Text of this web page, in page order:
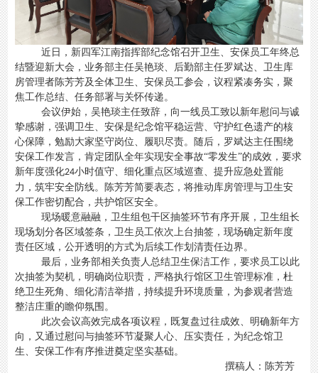
近日，新四军江南指挥部纪念馆召开卫生、安保员工年终总
结暨迎新大会，业务部主任吴艳琰、后勤部主任罗斌达、卫生库
房管理者陈芳芳及全体卫生、安保员工参会，议程紧凑务实，聚
焦工作总结、任务部署与关怀传递。
会议伊始，吴艳琰主任致辞，向一线员工致以新年慰问与诚
挚感谢，强调卫生、安保是纪念馆平稳运营、守护红色遗产的核
心保障，勉励大家坚守岗位、履职尽责。随后，罗斌达主任围绕
安保工作发言，肯定团队全年实现安全事故“零发生”的成效，要求
新年度强化24小时值守、细化重点区域巡查、提升应急处置能
力，筑牢安全防线。陈芳芳简要表态，将推动库房管理与卫生安
保工作密切配合，共护馆区安全。
现场暖意融融，卫生组包干区抽签环节有序开展，卫生组长
现场划分各区域签条，卫生员工依次上台抽签，现场确定新年度
责任区域，公开透明的方式为后续工作划清责任边界。
最后，业务部相关负责人总结卫生保洁工作，要求员工以此
次抽签为契机，明确岗位职责，严格执行馆区卫生管理标准，杜
绝卫生死角、细化清洁举措，持续提升环境质量，为参观者营造
整洁庄重的瞻仰氛围。
此次会议高效完成各项议程，既复盘过往成效、明确新年方
向，又通过慰问与抽签环节凝聚人心、压实责任，为纪念馆卫
生、安保工作有序推进奠定坚实基础。
撰稿人：陈芳芳